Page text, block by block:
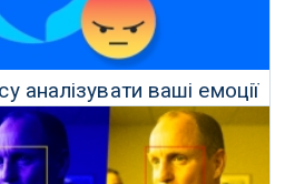
аналізувати ваші емоції
Травня 2019 р.